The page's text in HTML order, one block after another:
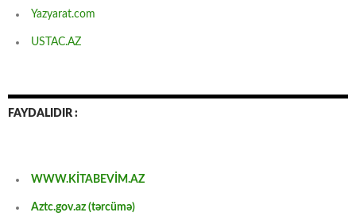
Yazyarat.com
USTAC.AZ
FAYDALIDIR :
WWW.KİTABEVİM.AZ
Aztc.gov.az (tərcümə)